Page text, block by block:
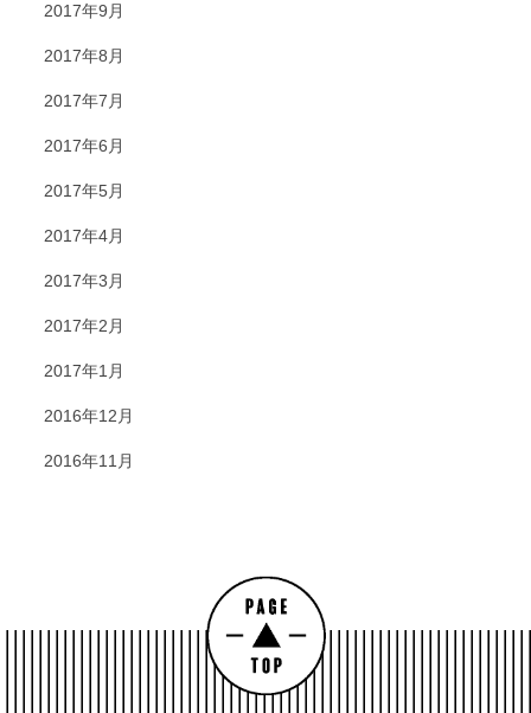
2017年9月
2017年8月
2017年7月
2017年6月
2017年5月
2017年4月
2017年3月
2017年2月
2017年1月
2016年12月
2016年11月